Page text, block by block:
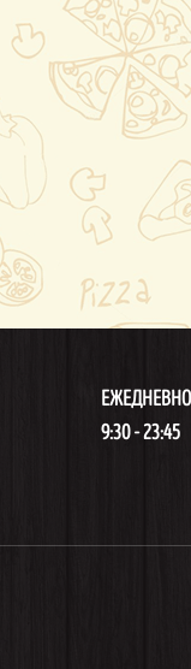
ЕЖЕДНЕВНО
9:30 - 23:45